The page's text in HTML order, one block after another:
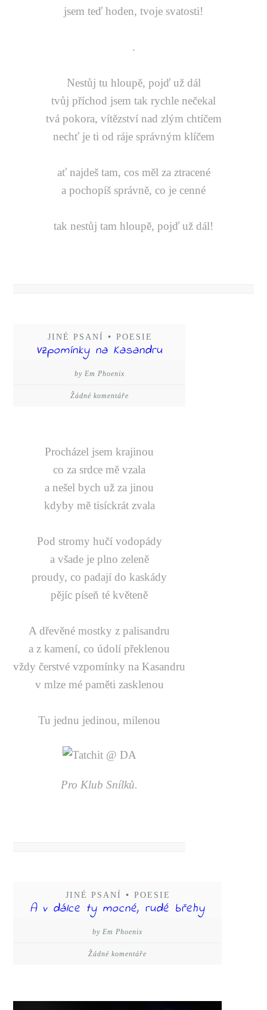
jsem teď hoden, tvoje svatosti!
.
Nestůj tu hloupě, pojď už dál
tvůj příchod jsem tak rychle nečekal
tvá pokora, vítězství nad zlým chtíčem
nechť je ti od ráje správným klíčem
ať najdeš tam, cos měl za ztracené
a pochopíš správně, co je cenné
tak nestůj tam hloupě, pojď už dál!
JINÉ PSANÍ • POESIE
Vzpomínky na Kasandru
by Em Phoenix
Žádné komentáře
Procházel jsem krajinou
co za srdce mě vzala
a nešel bych už za jinou
kdyby mě tisíckrát zvala
Pod stromy hučí vodopády
a všade je plno zeleně
proudy, co padají do kaskády
pějíc píseň té květeně
A dřevěné mostky z palisandru
a z kamení, co údolí překlenou
vždy čerstvé vzpomínky na Kasandru
v mlze mé paměti zasklenou
Tu jednu jedinou, milenou
Pro Klub Snílků.
JINÉ PSANÍ • POESIE
A v dálce ty mocné, rudé břehy
by Em Phoenix
Žádné komentáře